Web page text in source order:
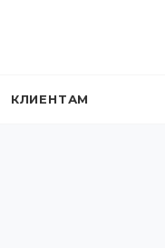
КЛИЕНТАМ